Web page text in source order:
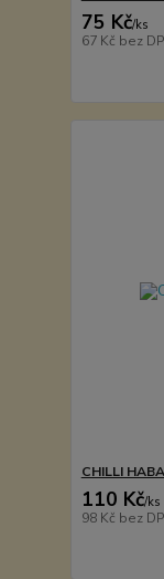
75 Kč/ks
67 Kč bez
CHILLI
110 Kč/ks
98 Kč bez